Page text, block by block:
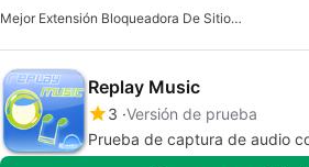
Mejor Extensión Bloqueadora De Sitios Para Chrome
Replay Music
3 Versión de prueba
Prueba de captura de audio